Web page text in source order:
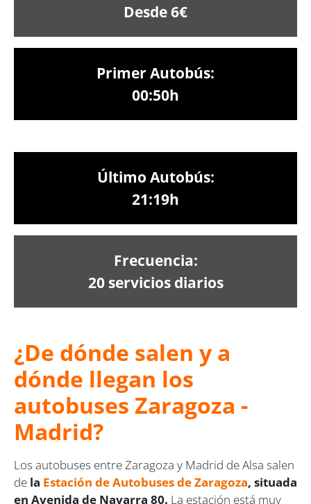
Desde 6€
Primer Autobús:
00:50h
Último Autobús:
21:19h
Frecuencia:
20 servicios diarios
¿De dónde salen y a
dónde llegan los
autobuses Zaragoza -
Madrid?
Los autobuses entre Zaragoza y Madrid de Alsa salen
de la Estación de Autobuses de Zaragoza, situada
en Avenida de Navarra 80. La estación está muy